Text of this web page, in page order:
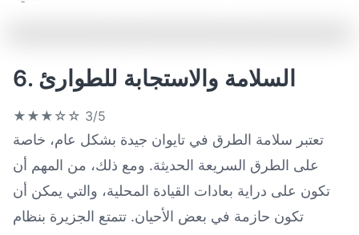
6. السلامة والاستجابة للطوارئ
★★★☆☆ 3/5
تعتبر سلامة الطرق في تايوان جيدة بشكل عام، خاصة
على الطرق السريعة الحديثة. ومع ذلك، من المهم أن
تكون على دراية بعادات القيادة المحلية، والتي يمكن أن
تكون حازمة في بعض الأحيان. تتمتع الجزيرة بنظام